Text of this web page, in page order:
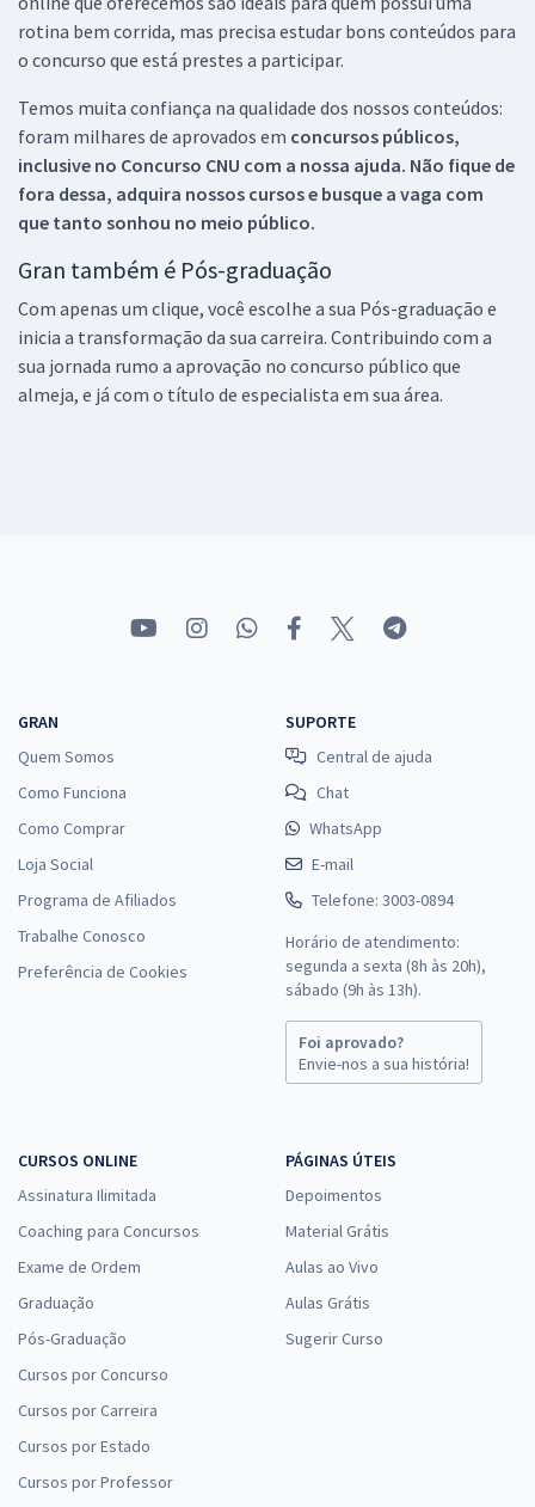
rotina bem corrida, mas precisa estudar bons conteúdos para
o concurso que está prestes a participar.
Temos muita confiança na qualidade dos nossos conteúdos:
foram milhares de aprovados em concursos públicos,
inclusive no Concurso CNU com a nossa ajuda. Não fique de
fora dessa, adquira nossos cursos e busque a vaga com
que tanto sonhou no meio público.
Gran também é Pós-graduação
Com apenas um clique, você escolhe a sua Pós-graduação e
inicia a transformação da sua carreira. Contribuindo com a
sua jornada rumo a aprovação no concurso público que
almeja, e já com o título de especialista em sua área.
GRAN
Quem Somos
Como Funciona
Como Comprar
Loja Social
Programa de Afiliados
Trabalhe Conosco
Preferência de Cookies
SUPORTE
Central de ajuda
Chat
WhatsApp
E-mail
Telefone: 3003-0894
Horário de atendimento:
segunda a sexta (8h às 20h),
sábado (9h às 13h).
Foi aprovado?
Envie-nos a sua história!
CURSOS ONLINE
Assinatura Ilimitada
Coaching para Concursos
Exame de Ordem
Graduação
Pós-Graduação
Cursos por Concurso
Cursos por Carreira
Cursos por Estado
Cursos por Professor
PÁGINAS ÚTEIS
Depoimentos
Material Grátis
Aulas ao Vivo
Aulas Grátis
Sugerir Curso